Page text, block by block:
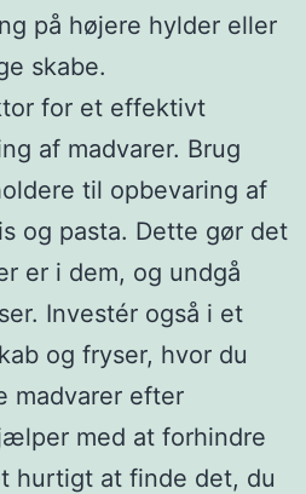
på højere hylder eller
skabe.
for et effektivt
af madvarer. Brug
til opbevaring af
og pasta. Dette gør det
er i dem, og undgå
Investér også i et
og fryser, hvor du
madvarer efter
med at forhindre
hurtigt at finde det, du